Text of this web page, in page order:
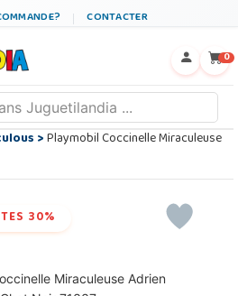
CONTACTER
0
>Playmobil Coccinelle Miraculeuse
30%